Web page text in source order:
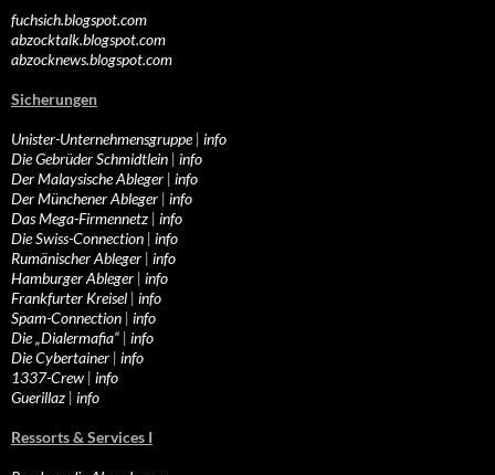
fuchsich.blogspot.com
abzocktalk.blogspot.com
abzocknews.blogspot.com
Sicherungen
Unister-Unternehmensgruppe| info
Die Gebrüder Schmidtlein | info
Der Malaysische Ableger | info
Der Münchener Ableger | info
Das Mega-Firmennetz | info
Die Swiss-Connection | info
Rumänischer Ableger | info
Hamburger Ableger | info
Frankfurter Kreisel | info
Spam-Connection | info
Die „Dialermafia“ | info
Die Cybertainer | info
1337-Crew | info
Guerillaz | info
Ressorts & Services I